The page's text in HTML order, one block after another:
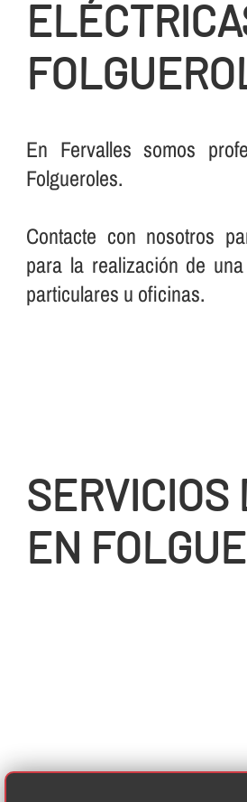
En Fervalles somos
Folgueroles.
Contacte con nosotros
para la realización de
particulares u oficinas.
SERVICIOS
EN